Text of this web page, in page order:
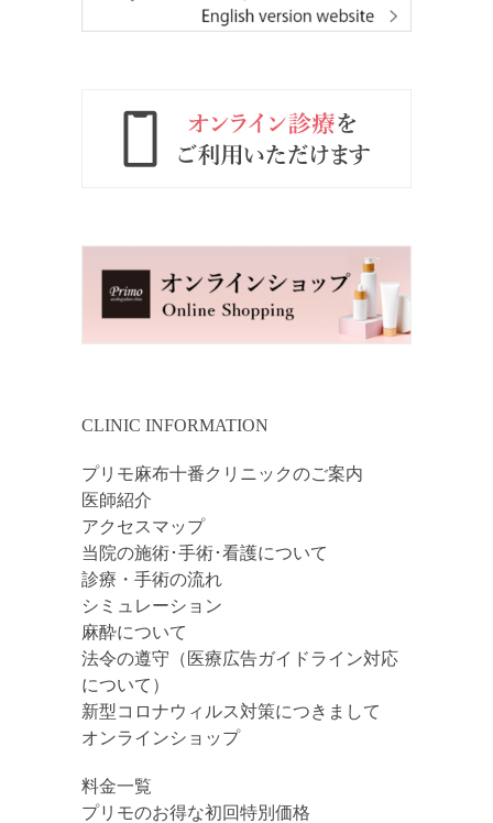
CLINIC INFORMATION
プリモ麻布十番クリニックのご案内
医師紹介
アクセスマップ
当院の施術･手術･看護について
診療・手術の流れ
シミュレーション
麻酔について
法令の遵守（医療広告ガイドライン対応
について）
新型コロナウィルス対策につきまして
オンラインショップ
料金一覧
プリモのお得な初回特別価格